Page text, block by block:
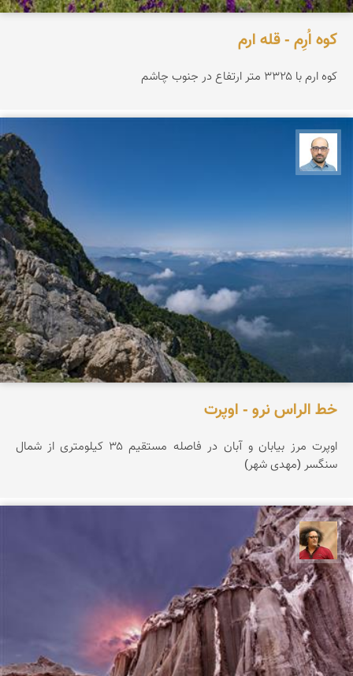
کوه اُرِم - قله ارم
کوه ارم با ۳۳۲۵ متر ارتفاع در جنوب چاشم
خط الراس نرو - اوپرت
اوپرت مرز بیابان و آبان در فاصله مستقیم ۳۵ کیلومتری از شمال
سنگسر (مهدی شهر)
مصطفی ربیعی بهشتی